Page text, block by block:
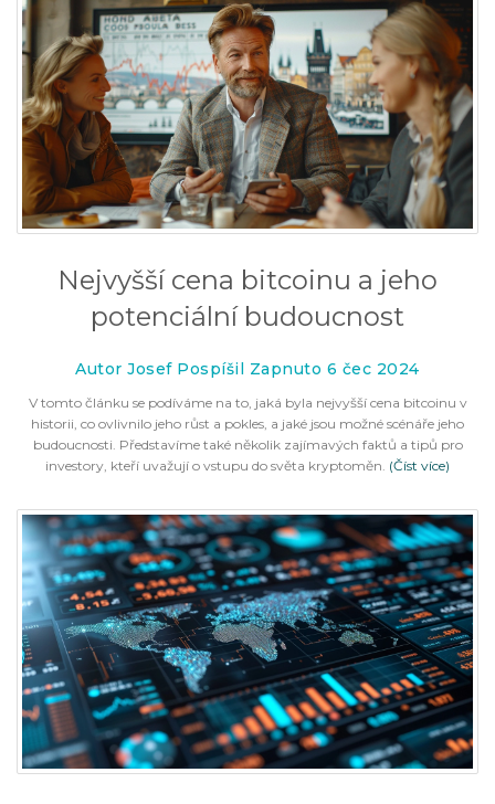
Nejvyšší cena bitcoinu a jeho
potenciální budoucnost
Autor Josef Pospíšil Zapnuto 6 čec 2024
V tomto článku se podíváme na to, jaká byla nejvyšší cena bitcoinu v
historii, co ovlivnilo jeho růst a pokles, a jaké jsou možné scénáře jeho
budoucnosti. Představíme také několik zajímavých faktů a tipů pro
investory, kteří uvažují o vstupu do světa kryptoměn. (Číst více)